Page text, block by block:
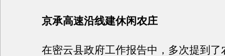
京承高速沿线建休闲农庄
在密云县政府工作报告中，多次提到了